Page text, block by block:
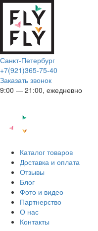
Санкт-Петербург
+7(921)365-75-40
Заказать звонок
9:00 — 21:00, ежедневно
Каталог товаров
Доставка и оплата
Отзывы
Блог
Фото и видео
Партнерство
О нас
Контакты